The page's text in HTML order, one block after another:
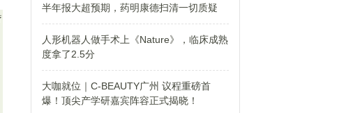
半年报大超预期，药明康德扫清一切质疑
人形机器人做手术上《Nature》，临床成熟
度拿了2.5分
大咖就位｜C-BEAUTY广州 议程重磅首
爆！顶尖产学研嘉宾阵容正式揭晓！